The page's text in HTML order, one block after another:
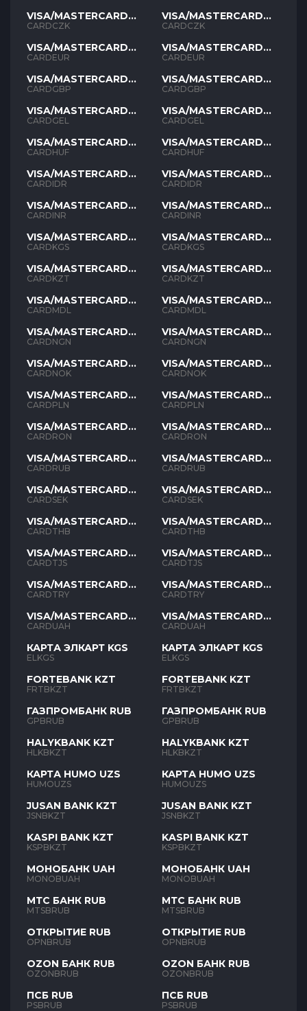
VISA/MASTERCARD
CZK
CARDCZK
VISA/MASTERCARD
EUR
CARDEUR
VISA/MASTERCARD
GBP
CARDGBP
VISA/MASTERCARD
GEL
CARDGEL
VISA/MASTERCARD
HUF
CARDHUF
VISA/MASTERCARD
IDR
CARDIDR
VISA/MASTERCARD
INR
CARDINR
VISA/MASTERCARD
KGS
CARDKGS
VISA/MASTERCARD
KZT
CARDKZT
VISA/MASTERCARD
MDL
CARDMDL
VISA/MASTERCARD
NGN
CARDNGN
VISA/MASTERCARD
NOK
CARDNOK
VISA/MASTERCARD
PLN
CARDPLN
VISA/MASTERCARD
RON
CARDRON
VISA/MASTERCARD
RUB
CARDRUB
VISA/MASTERCARD
SEK
CARDSEK
VISA/MASTERCARD
THB
CARDTHB
VISA/MASTERCARD
TJS
CARDTJS
VISA/MASTERCARD
TYR
CARDTRY
VISA/MASTERCARD
UAH
CARDUAH
КАРТА ЭЛКАРТ KGS
ELKGS
FORTEBANK KZT
FRTBKZT
ГАЗПРОМБАНК RUB
GPBRUB
HALYKBANK KZT
HLKBKZT
КАРТА HUMO UZS
HUMOUZS
JUSAN BANK KZT
JSNBKZT
KASPI BANK KZT
KSPBKZT
МОНОБАНК UAH
MONOBUAH
МТС БАНК RUB
MTSBRUB
ОТКРЫТИЕ RUB
OPNBRUB
OZON БАНК RUB
OZONBRUB
ПСБ RUB
PSBRUB
VISA/MASTERCARD
CZK
CARDCZK
VISA/MASTERCARD
EUR
CARDEUR
VISA/MASTERCARD
GBP
CARDGBP
VISA/MASTERCARD
GEL
CARDGEL
VISA/MASTERCARD
HUF
CARDHUF
VISA/MASTERCARD
IDR
CARDIDR
VISA/MASTERCARD
INR
CARDINR
VISA/MASTERCARD
KGS
CARDKGS
VISA/MASTERCARD
KZT
CARDKZT
VISA/MASTERCARD
MDL
CARDMDL
VISA/MASTERCARD
NGN
CARDNGN
VISA/MASTERCARD
NOK
CARDNOK
VISA/MASTERCARD
PLN
CARDPLN
VISA/MASTERCARD
RON
CARDRON
VISA/MASTERCARD
RUB
CARDRUB
VISA/MASTERCARD
SEK
CARDSEK
VISA/MASTERCARD
THB
CARDTHB
VISA/MASTERCARD
TJS
CARDTJS
VISA/MASTERCARD
TYR
CARDTRY
VISA/MASTERCARD
UAH
CARDUAH
КАРТА ЭЛКАРТ KGS
ELKGS
FORTEBANK KZT
FRTBKZT
ГАЗПРОМБАНК RUB
GPBRUB
HALYKBANK KZT
HLKBKZT
КАРТА HUMO UZS
HUMOUZS
JUSAN BANK KZT
JSNBKZT
KASPI BANK KZT
KSPBKZT
МОНОБАНК UAH
MONOBUAH
МТС БАНК RUB
MTSBRUB
ОТКРЫТИЕ RUB
OPNBRUB
OZON БАНК RUB
OZONBRUB
ПСБ RUB
PSBRUB